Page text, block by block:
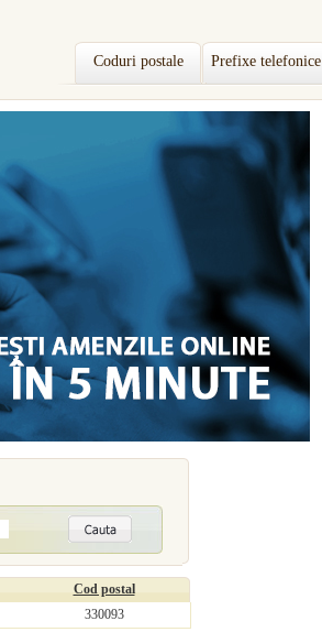
Coduri postale Prefixe telefonice
Cod postal
330093